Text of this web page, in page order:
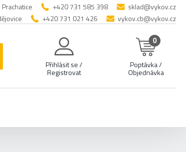
Prachatice +420 731 585 398
sklad@vykov.cz
+420 731 021 426 vykov.cb@vykov.cz
Přihlásit se /
Registrovat
0
Poptávka /
Objednávka